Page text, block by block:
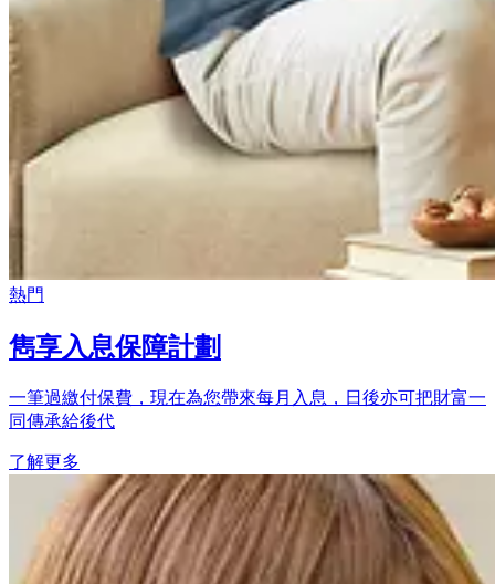
熱門
雋享入息保障計劃
一筆過繳付保費，現在為您帶來每月入息，日後亦可把財富一
同傳承給後代
了解更多